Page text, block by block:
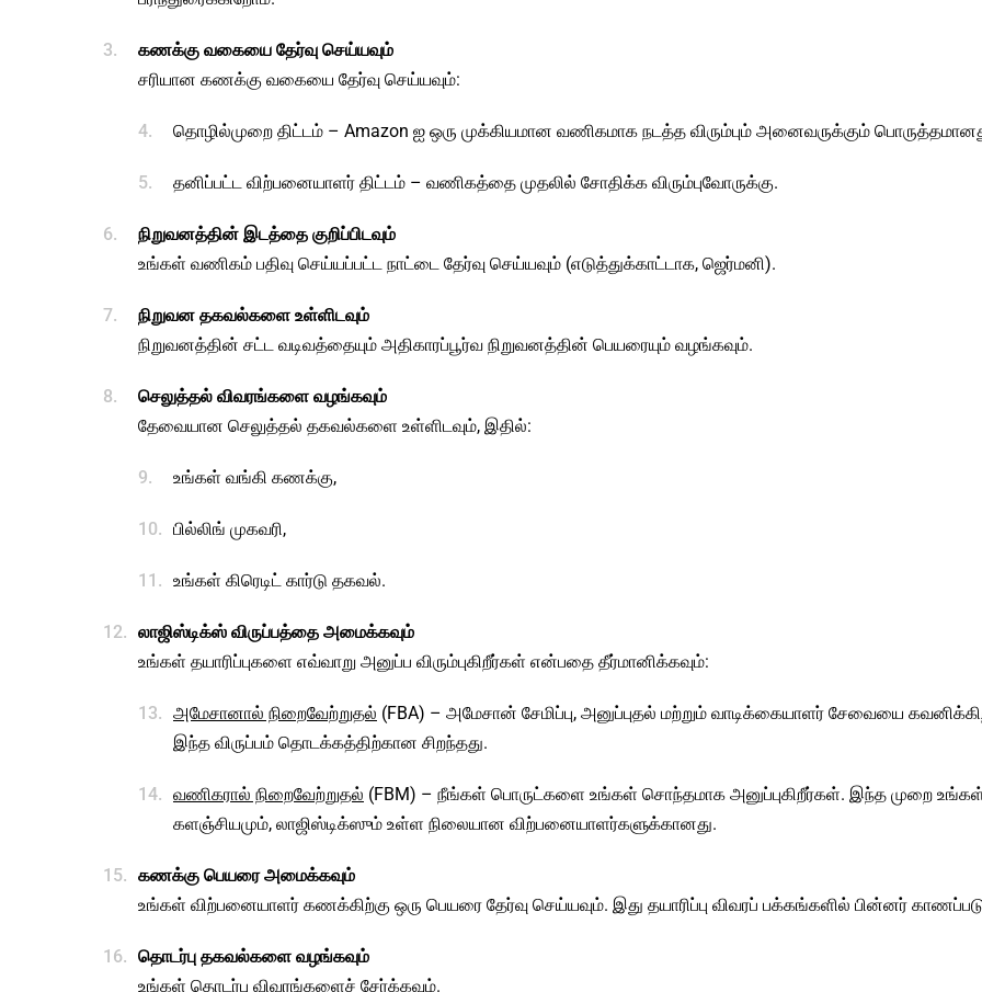
கணக்கு வகையை தேர்வு செய்யவும்
சரியான கணக்கு வகையை தேர்வு செய்யவும்:
தொழில்முறை திட்டம் – Amazon ஐ ஒரு முக்கியமான வணிகமாக நடத்த விரும்பும் அனைவருக்கும்
தனிப்பட்ட விற்பனையாளர் திட்டம் – வணிகத்தை முதலில் சோதிக்க விரும்புவோருக்கு.
நிறுவனத்தின் இடத்தை குறிப்பிடவும்
உங்கள் வணிகம் பதிவு செய்யப்பட்ட நாட்டை தேர்வு செய்யவும் (எடுத்துக்காட்டாக, ஜெர்மனி).
நிறுவன தகவல்களை உள்ளிடவும்
நிறுவனத்தின் சட்ட வடிவத்தையும் அதிகாரப்பூர்வ நிறுவனத்தின் பெயரையும் வழங்கவும்.
செலுத்தல் விவரங்களை வழங்கவும்
தேவையான செலுத்தல் தகவல்களை உள்ளிடவும், இதில்:
உங்கள் வங்கி கணக்கு,
பில்லிங் முகவரி,
உங்கள் கிரெடிட் கார்டு தகவல்.
லாஜிஸ்டிக்ஸ் விருப்பத்தை அமைக்கவும்
உங்கள் தயாரிப்புகளை எவ்வாறு அனுப்ப விரும்புகிறீர்கள் என்பதை தீர்மானிக்கவும்:
அமேசானால் நிறைவேற்றுதல் (FBA) – அமேசான் சேமிப்பு, அனுப்புதல் மற்றும் வாடிக்கையாளர் சேவையை
இந்த விருப்பம் தொடக்கத்திற்கான சிறந்தது.
வணிகரால் நிறைவேற்றுதல் (FBM) – நீங்கள் பொருட்களை உங்கள் சொந்தமாக அனுப்புகிறீர்கள். இந்த முறை
களஞ்சியமும், லாஜிஸ்டிக்ஸும் உள்ள நிலையான விற்பனையாளர்களுக்கானது.
கணக்கு பெயரை அமைக்கவும்
உங்கள் விற்பனையாளர் கணக்கிற்கு ஒரு பெயரை தேர்வு செய்யவும். இது தயாரிப்பு விவரப் பக்கங்களில் பின்னர்
தொடர்பு தகவல்களை வழங்கவும்
உங்கள் தொடர்பு விவரங்களைச் சேர்க்கவும்.